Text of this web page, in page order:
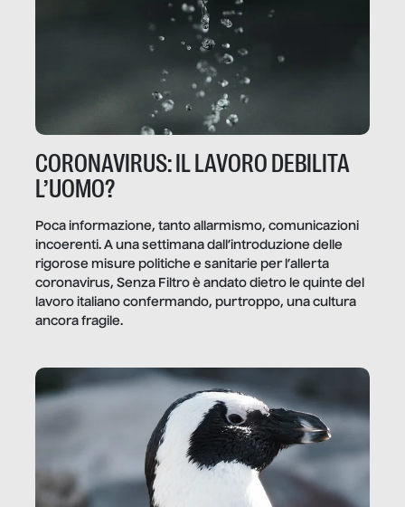
CORONAVIRUS: IL LAVORO DEBILITA
L’UOMO?
Poca informazione, tanto allarmismo, comunicazioni
incoerenti. A una settimana dall’introduzione delle
rigorose misure politiche e sanitarie per l’allerta
coronavirus, Senza Filtro è andato dietro le quinte del
lavoro italiano confermando, purtroppo, una cultura
ancora fragile.